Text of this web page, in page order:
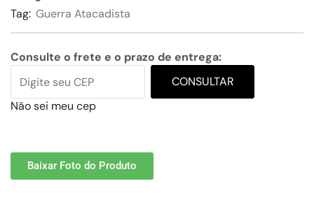
Tag: Guerra Atacadista
Consulte o frete e o prazo de entrega:
CONSULTAR
Não sei meu cep
Baixar Foto do Produto